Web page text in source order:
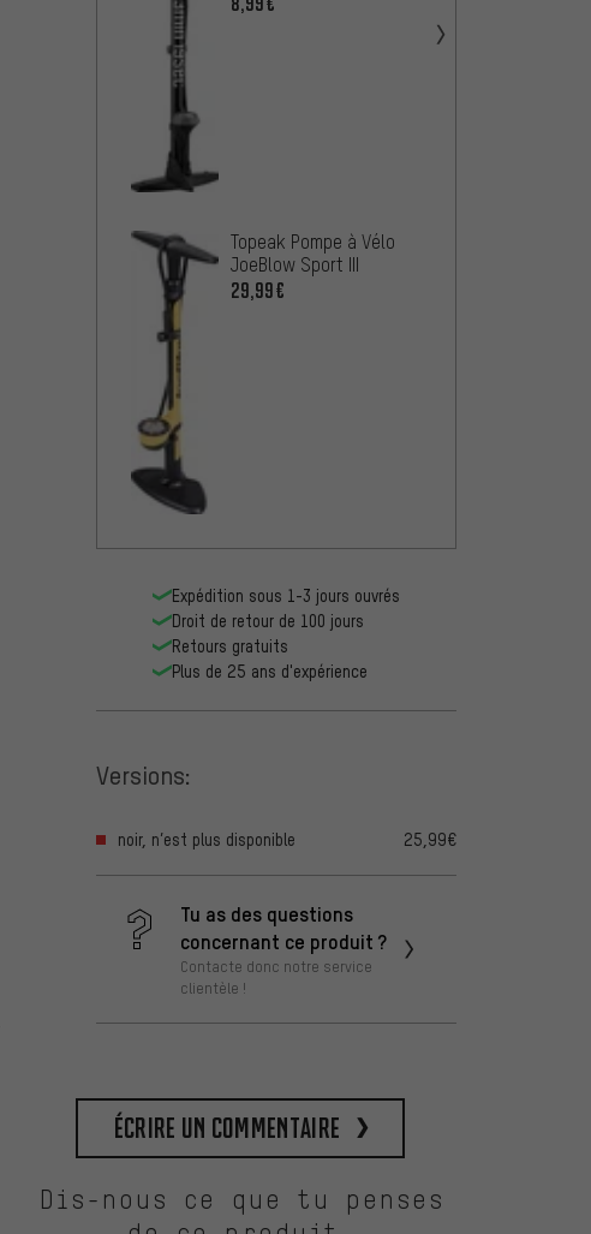
Topeak Pompe à Vélo
JoeBlow Sport III
29,99€
Expédition sous 1-3 jours ouvrés
Droit de retour de 100 jours
Retours gratuits
Plus de 25 ans d'expérience
Versions:
noir, n’est plus disponible 25,99€
Tu as des questions
concernant ce produit ?
Contacte donc notre service
clientèle !
Écrire un commentaire
Dis-nous ce que tu penses